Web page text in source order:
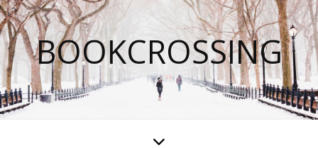
BOOKCROSSING